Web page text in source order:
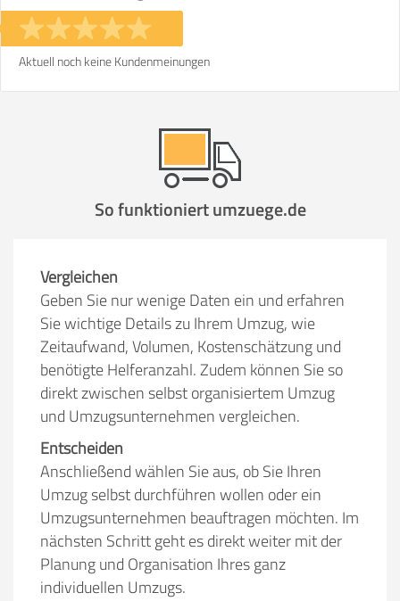
Stunden
KOSTENSCHÄTZUNG:
SO ERRECHNET SICH DIE KOSTENSCHÄTZUNG
Aktuell noch keine Kundenmeinungen
So funktioniert umzuege.de
Vergleichen
Geben Sie nur wenige Daten ein und erfahren
Sie wichtige Details zu Ihrem Umzug, wie
Zeitaufwand, Volumen, Kostenschätzung und
benötigte Helferanzahl. Zudem können Sie so
direkt zwischen selbst organisiertem Umzug
und Umzugsunternehmen vergleichen.
Entscheiden
Anschließend wählen Sie aus, ob Sie Ihren
Umzug selbst durchführen wollen oder ein
Umzugsunternehmen beauftragen möchten. Im
nächsten Schritt geht es direkt weiter mit der
Planung und Organisation Ihres ganz
individuellen Umzugs.